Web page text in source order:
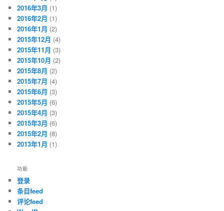
2016年3月 (1)
2016年2月 (1)
2016年1月 (2)
2015年12月 (4)
2015年11月 (3)
2015年10月 (2)
2015年8月 (2)
2015年7月 (4)
2015年6月 (3)
2015年5月 (6)
2015年4月 (3)
2015年3月 (6)
2015年2月 (8)
2013年1月 (1)
功能
登录
条目feed
评论feed